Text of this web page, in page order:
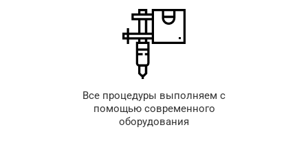
Все процедуры выполняем с
помощью современного
оборудования